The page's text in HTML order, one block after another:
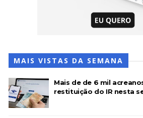
MAIS VISTAS DA SEMANA
Mais de de 6 mil
restituição do IR nesta